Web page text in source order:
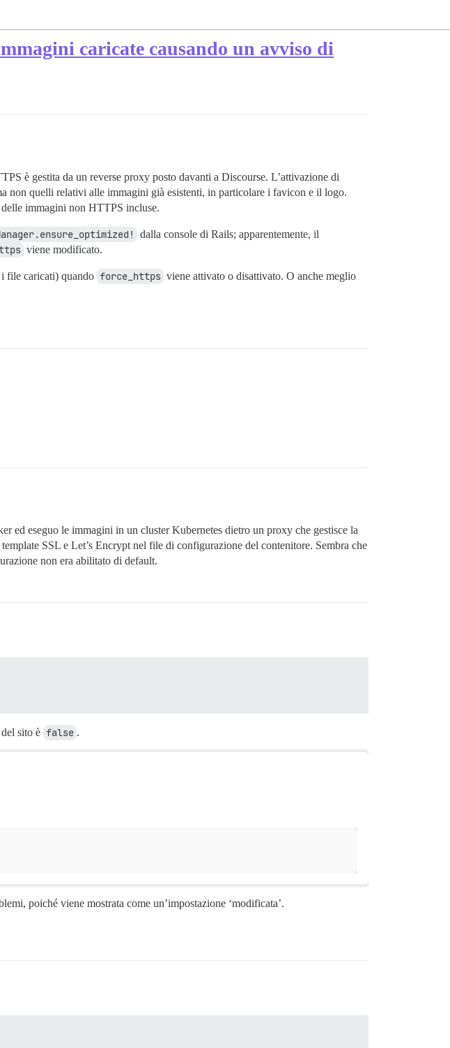
caricate causando un avviso di
è gestita da un reverse proxy posto davanti a Discourse. L’attivazione di
non quelli relativi alle immagini già esistenti, in particolare i favicon e il logo.
immagini non HTTPS incluse.
dalla console di Rails; apparentemente, il
viene modificato.
file caricati) quando force_https viene attivato o disattivato. O anche meglio
ed eseguo le immagini in un cluster Kubernetes dietro un proxy che gestisce la
SSL e Let’s Encrypt nel file di configurazione del contenitore. Sembra che
non era abilitato di default.
sito è false .
poiché viene mostrata come un’impostazione ‘modificata’.